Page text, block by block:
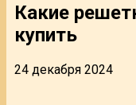
Какие
купить
24 декабря 2024